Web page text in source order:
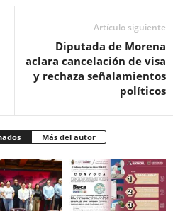
Artículo siguiente
Diputada de Morena
aclara cancelación de visa
y rechaza señalamientos
políticos
Más del autor